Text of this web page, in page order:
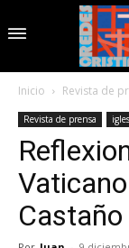
Inicio Revista de
Revista de prensa
Castaño